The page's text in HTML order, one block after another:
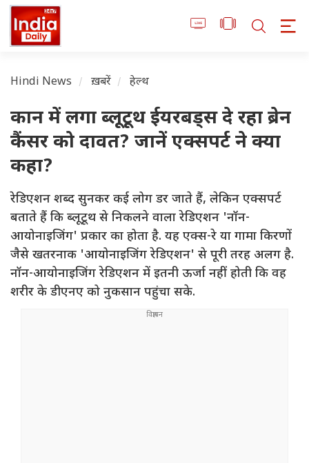
Hindi News ख़बरें हेल्थ
कान में लगा ब्लूटूथ ईयरबड्स दे रहा ब्रेन
कैंसर को दावत? जानें एक्सपर्ट ने क्या
कहा?
रेडिएशन शब्द सुनकर कई लोग डर जाते हैं, लेकिन एक्सपर्ट
बताते हैं कि ब्लूटूथ से निकलने वाला रेडिएशन 'नॉन-
आयोनाइजिंग' प्रकार का होता है. यह एक्स-रे या गामा किरणों
जैसे खतरनाक 'आयोनाइजिंग रेडिएशन' से पूरी तरह अलग है.
नॉन-आयोनाइजिंग रेडिएशन में इतनी ऊर्जा नहीं होती कि वह
शरीर के डीएनए को नुकसान पहुंचा सके.